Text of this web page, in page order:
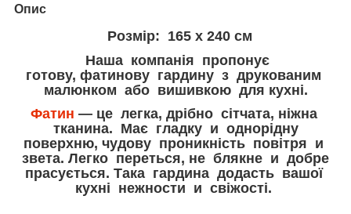
Опис
Розмір: 165 х 240 см
Наша компанія пропонує
готову, фатинову гардину з друкованим
малюнком або вишивкою для кухні.
Фатин — це легка, дрібно сітчата, ніжна
тканина. Має гладку и однорідну
поверхню, чудову проникність повітря и
звета. Легко переться, не блякне и добре
прасується. Така гардина додасть вашої
кухні нежности и свіжості.